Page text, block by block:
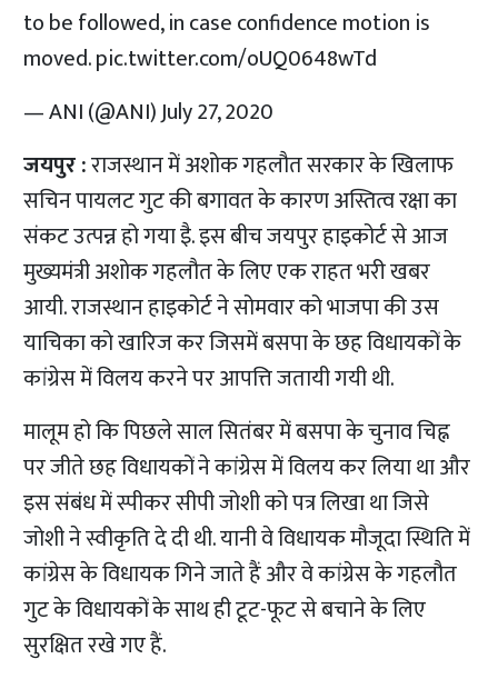
to be followed, in case confidence motion is
moved.pic.twitter.com/oUQ0648wTd
— ANI (@ANI)July 27, 2020
जयपुर :राजस्थान में अशोक गहलौत सरकार के खिलाफ
सचिन पायलट गुट की बगावत के कारण अस्तित्व रक्षा का
संकट उत्पन्न हो गया इै. इस बीच जयपुर हाइकोर्ट से आज
मुख्यमंत्री अशोक गहलौत के लिए एक राहत भरी खबर
आयी. राजस्थान हाइकोर्ट ने सोमवार को भाजपा की उस
याचिका को खारिज कर जिसमें बसपा के छह विधायकों के
कांग्रेस में विलय करने पर आपत्ति जतायी गयी थी.
मालूम हो कि पिछले साल सितंबर में बसपा के चुनाव चिह्न
पर जीते छह विधायकों ने कांग्रेस में विलय कर लिया था और
इस संबंध में स्पीकर सीपी जोशी को पत्र लिखा था जिसे
जोशी ने स्वीकृति दे दी थी. यानी वे विधायक मौजूदा स्थिति में
कांग्रेस के विधायक गिने जाते हैं और वे कांग्रेस के गहलौत
गुट के विधायकों के साथ ही टूट-फूट से बचाने के लिए
सुरक्षित रखे गए हैं.